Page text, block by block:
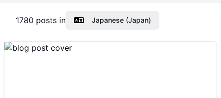
1780 posts in Japanese (Japan)